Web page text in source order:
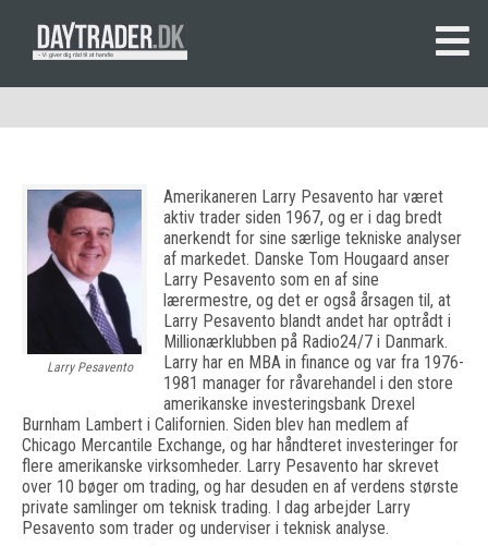
Larry Pesavento
Amerikaneren Larry Pesavento har været
aktiv trader siden 1967, og er i dag bredt
anerkendt for sine særlige tekniske analyser
af markedet. Danske Tom Hougaard anser
Larry Pesavento som en af sine
lærermestre, og det er også årsagen til, at
Larry Pesavento blandt andet har optrådt i
Millionærklubben på Radio24/7 i Danmark.
Larry har en MBA in finance og var fra 1976-
1981 manager for råvarehandel i den store
amerikanske investeringsbank Drexel
Burnham Lambert i Californien. Siden blev han medlem af
Chicago Mercantile Exchange, og har håndteret investeringer for
flere amerikanske virksomheder. Larry Pesavento har skrevet
over 10 bøger om trading, og har desuden en af verdens største
private samlinger om teknisk trading. I dag arbejder Larry
Pesavento som trader og underviser i teknisk analyse.